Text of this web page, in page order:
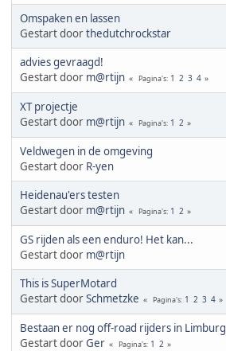
Omspaken en lassen
Gestart doorthedutchrockstar
advies gevraagd!
Gestart door m@rtijn Pagina's 1 2 3 4
XT projectje
Gestart door m@rtijn Pagina's 1 2
Veldwegen in de omgeving
Gestart door R-yen
Heidenau'ers testen
Gestart door m@rtijn Pagina's 1 2
GS rijden als een enduro! Het kan...
Gestart door m@rtijn
This is SuperMotard
Gestart doorSchmetzke Pagina's 1 2 3 4
Bestaan er nog off-road rijders in Limburg
Gestart doorGer Pagina's 1 2